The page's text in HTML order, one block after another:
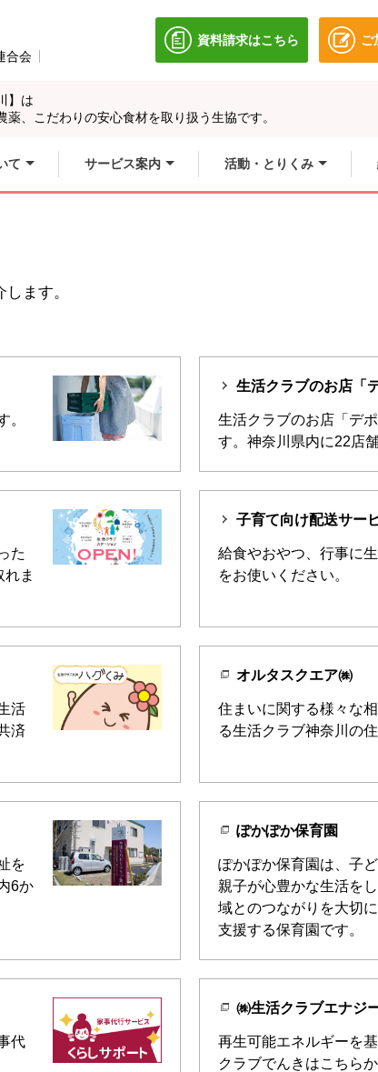
合会 別のウィンドウで開きます。
資料請求はこちら
別のウィンドウで開きま
ご
】は
薬、こだわりの安心食材を取り扱う生協です。
別のウィンドウ
別のウィンドウ
別のウィンドウ
て サービス案内 活動・とりくみ
ます。
。
生活クラブのお店「
生活クラブのお店「デ
す。神奈川県内に22店
た
ま
子育て向け配送サー
給食やおやつ、行事に
をお使いください。
活
済
オルタスクエア㈱
住まいに関する様々な
る生活クラブ神奈川の
を
6か
ぽかぽか保育園
ぽかぽか保育園は、子
親子が心豊かな生活を
域とのつながりを大切
支援する保育園です。
代
㈱生活クラブエナジ
再生可能エネルギーを
クラブでんきはこちらか